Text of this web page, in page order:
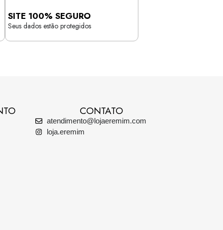
SITE 100% SEGURO
Seus dados estão protegidos
CONTATO
atendimento@lojaeremim.com
loja.eremim